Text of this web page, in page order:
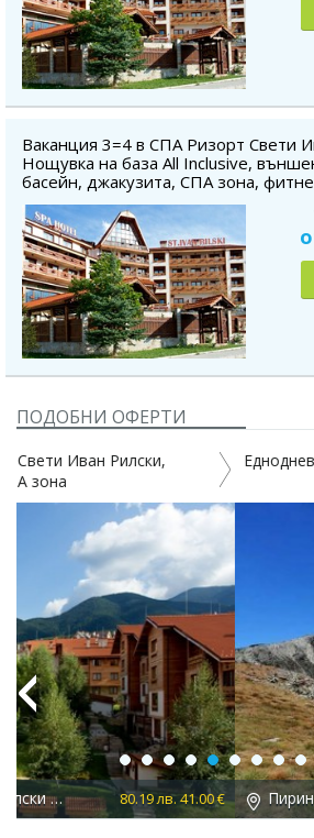
Ваканция 3=4 в СПА Ризорт Свети
Нощувка на база All Inclusive,
басейн, джакузита, СПА зона,
деца, безплатно за дете до 5.99г.
ПОДОБНИ ОФЕРТИ
Еднодневно приключение в Пирин
Пирин, Гоце Делчев
Previous